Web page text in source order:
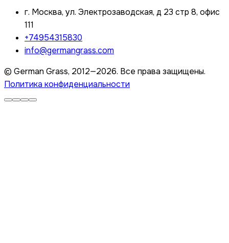
г. Москва, ул. Электрозаводская, д 23 стр 8, офис
111
+74954315830
info@germangrass.com
© German Grass, 2012—2026. Все права защищены.
Политика конфиденциальности